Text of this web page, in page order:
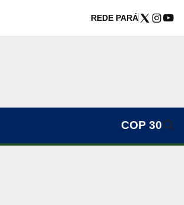
REDE PARÁ
COP 30